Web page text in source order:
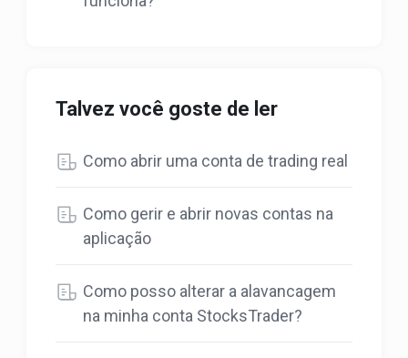
Talvez você goste de ler
Como abrir uma conta de trading real
Como gerir e abrir novas contas na
aplicação
Como posso alterar a alavancagem
na minha conta StocksTrader?